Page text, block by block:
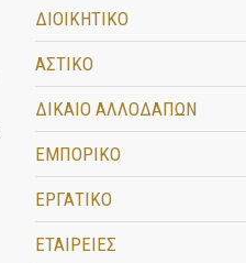
ΔΙΟΙΚΗΤΙΚΟ
ΑΣΤΙΚΟ
ΔΙΚΑΙΟ ΑΛΛΟΔΑΠΩΝ
ΕΜΠΟΡΙΚΟ
ΕΡΓΑΤΙΚΟ
ΕΤΑΙΡΕΙΕΣ